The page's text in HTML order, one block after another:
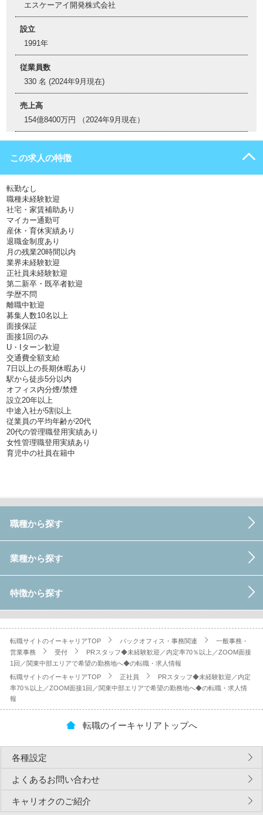
エスケーアイ開発株式会社
設立
1991年
従業員数
330 名 (2024年9月現在)
売上高
154億8400万円 （2024年9月現在）
この求人の特徴
転勤なし
職種未経験歓迎
社宅・家賃補助あり
マイカー通勤可
産休・育休実績あり
退職金制度あり
月の残業20時間以内
業界未経験歓迎
正社員未経験歓迎
第二新卒・既卒者歓迎
学歴不問
離職中歓迎
募集人数10名以上
面接保証
面接1回のみ
U・Iターン歓迎
交通費全額支給
7日以上の長期休暇あり
駅から徒歩5分以内
オフィス内分煙/禁煙
設立20年以上
中途入社が5割以上
従業員の平均年齢が20代
20代の管理職登用実績あり
女性管理職登用実績あり
育児中の社員在籍中
職種から探す
業種から探す
特徴から探す
転職サイトのイーキャリアTOP バックオフィス・事務関連
一般事務・
営業事務
受付
PRスタッフ◆未経験歓迎／内定率70％以上／ZOOM面接
1回／関東中部エリアで希望の勤務地へ◆の転職・求人情報
転職サイトのイーキャリアTOP
正社員
PRスタッフ◆未経験歓迎／内定
率70％以上／ZOOM面接1回／関東中部エリアで希望の勤務地へ◆の転職・求人情
報
転職のイーキャリアトップへ
各種設定
よくあるお問い合わせ
キャリオクのご紹介